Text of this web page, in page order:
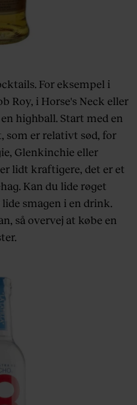
For eksempel i
Roy, i Horse's Neck eller
highball. Start med en
som er relativt sød, for
Glenkinchie eller
lidt kraftigere, det er et
Kan du lide røget
smagen i en drink.
så overvej at købe en